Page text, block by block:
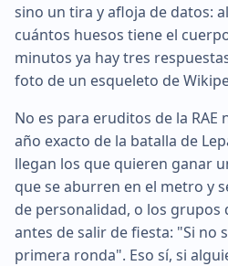
sino un tira y afloja de datos:
cuántos huesos tiene el
minutos ya hay tres
foto de un esqueleto de
No es para eruditos de la RAE
año exacto de la batalla de
llegan los que quieren ganar
que se aburren en el metro y
de personalidad, o los grupos
antes de salir de fiesta: "Si no
primera ronda". Eso sí, si